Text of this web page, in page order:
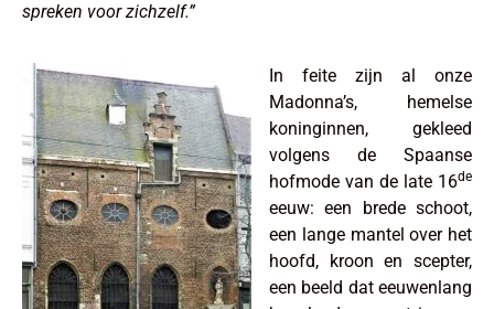
spreken voor zichzelf.”
In feite zijn al onze
Madonna’s, hemelse
koninginnen, gekleed
volgens de Spaanse
hofmode van de late 16de
eeuw: een brede schoot,
een lange mantel over het
hoofd, kroon en scepter,
een beeld dat eeuwenlang